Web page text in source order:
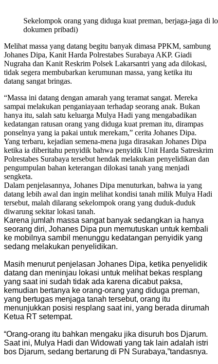
Sekelompok orang yang diduga kuat preman, berjaga-jaga di
dokumen pribadi)
Melihat massa yang datang begitu banyak dimasa PPKM, sambung
Johanes Dipa, Kanit Harda Polrestabes Surabaya AKP. Giadi
Nugraha dan Kanit Reskrim Polsek Lakarsantri yang ada dilokasi,
tidak segera membubarkan kerumunan massa, yang ketika itu
datang sangat bringas.
“Massa ini datang dengan amarah yang teramat sangat. Mereka
sampai melakukan penganiayaan terhadap seorang anak. Bukan
hanya itu, salah satu keluarga Mulya Hadi yang mengabadikan
kedatangan ratusan orang yang diduga kuat preman itu, dirampas
ponselnya yang ia pakai untuk merekam,” cerita Johanes Dipa.
Yang terbaru, kejadian semena-mena juga dirasakan Johanes Dipa
ketika ia diberitahu penyidik bahwa penyidik Unit Harda Satreskrim
Polrestabes Surabaya tersebut hendak melakukan penyelidikan dan
pengumpulan bahan keterangan dilokasi tanah yang menjadi
sengketa.
Dalam penjelasannya, Johanes Dipa menuturkan, bahwa ia yang
datang lebih awal dan ingin melihat kondisi tanah milik Mulya Hadi
tersebut, malah dilarang sekelompok orang yang duduk-duduk
diwarung sekitar lokasi tanah.
Karena jumlah massa sangat banyak sedangkan ia hanya
seorang diri, Johanes Dipa pun memutuskan untuk kembali
ke mobilnya sambil menunggu kedatangan penyidik yang
sedang melakukan penyelidikan.
Masih menurut penjelasan Johanes Dipa, ketika penyelidik
datang dan meninjau lokasi untuk melihat bekas resplang
yang saat ini sudah tidak ada karena dicabut paksa,
kemudian bertanya ke orang-orang yang diduga preman,
yang bertugas menjaga tanah tersebut, orang itu
menunjukkan posisi resplang saat ini, yang berada dirumah
Ketua RT setempat.
“Orang-orang itu bahkan mengaku jika disuruh bos Djarum.
Saat ini, Mulya Hadi dan Widowati yang tak lain adalah istri
bos Djarum, sedang bertarung di PN Surabaya,”tandasnya.